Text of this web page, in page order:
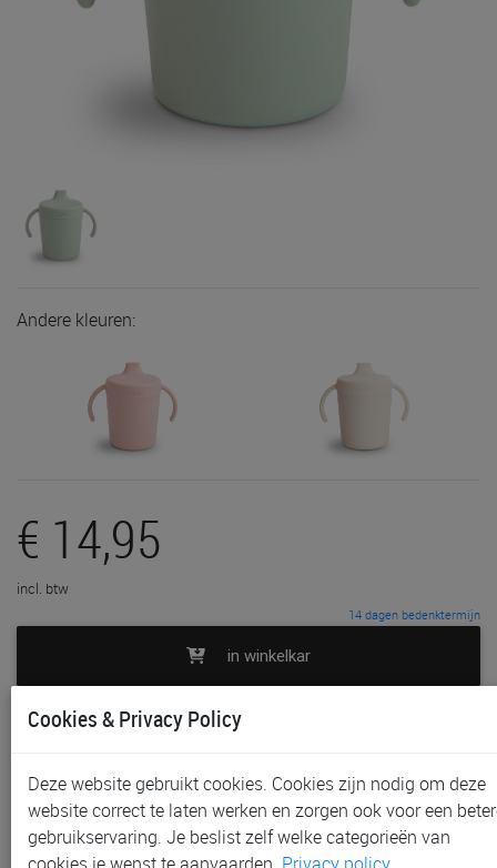
Andere kleuren:
€ 14,95
incl. btw
14 dagen bedenktermijn
in winkelkar
toevoegen aan lijst
Gratis (en direct) af te halen in onzewinkelte Aalst,
Gent, Sint-Niklaas en Waregem
Gratis verzending vanaf € 80 *
Cookies & Privacy Policy
Deze website gebruikt cookies. Cookies zijn nodig om deze
website correct te laten werken en zorgen ook voor een
gebruikservaring. Je beslist zelf welke categorieën van
cookies je wenst te aanvaarden. Privacy policy